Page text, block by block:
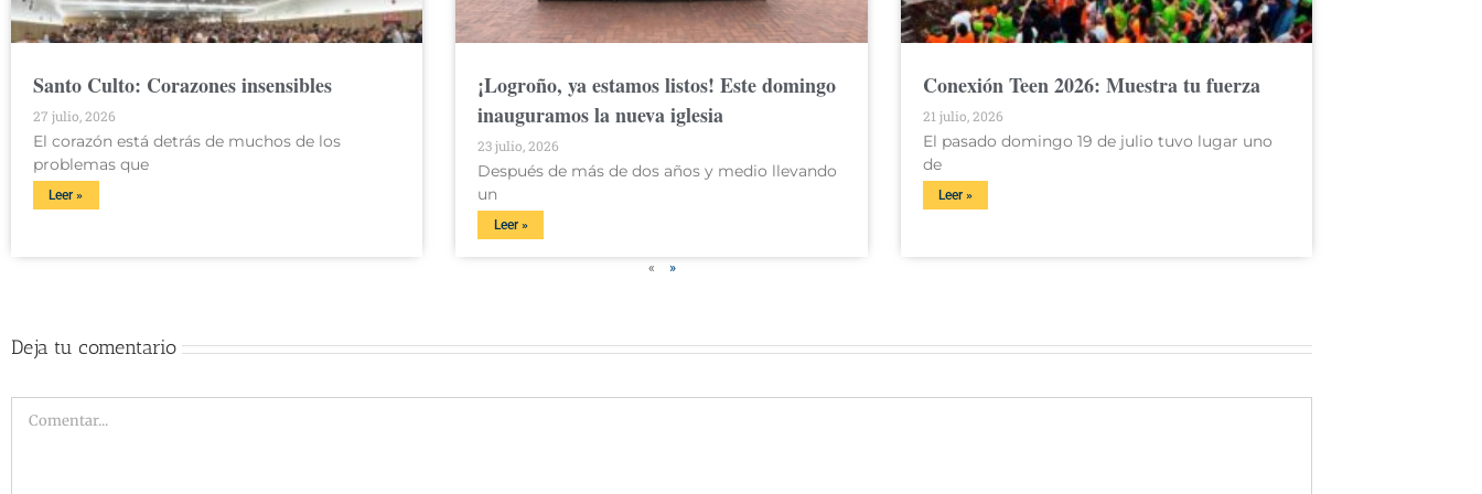
Santo Culto: Corazones insensibles
27 julio, 2026
El corazón está detrás de muchos de los
problemas que
Leer »
¡Logroño, ya estamos listos! Este domingo
inauguramos la nueva iglesia
23 julio, 2026
Después de más de dos años y medio llevando
un
Leer »
Conexión Teen 2026: Muestra tu fuerza
21 julio, 2026
El pasado domingo 19 de julio tuvo lugar uno
de
Leer »
« »
Deja tu comentario